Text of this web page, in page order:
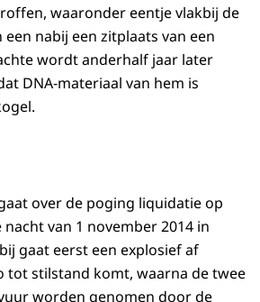
waaronder eentje vlakbij de
nabij een zitplaats van een
wordt anderhalf jaar later
DNA-materiaal van hem is
over de poging liquidatie op
van 1 november 2014 in
gaat eerst een explosief af
tot stilstand komt, waarna de twee
worden genomen door de